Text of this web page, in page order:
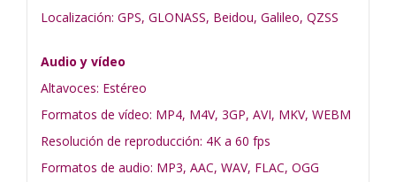
Localización: GPS, GLONASS, Beidou, Galileo, QZSS
Audio y vídeo
Altavoces: Estéreo
Formatos de vídeo: MP4, M4V, 3GP, AVI, MKV, WEBM
Resolución de reproducción: 4K a 60 fps
Formatos de audio: MP3, AAC, WAV, FLAC, OGG